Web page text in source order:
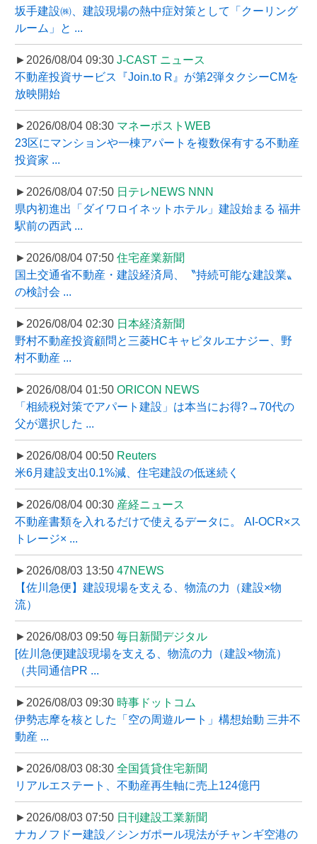
坂手建設㈱、建設現場の熱中症対策として「クーリング
ルーム」と ...
►2026/08/04 09:30 J-CAST ニュース
不動産投資サービス『Join.to R』が第2弾タクシーCMを
放映開始
►2026/08/04 08:30 マネーポストWEB
23区にマンションや一棟アパートを複数保有する不動産
投資家 ...
►2026/08/04 07:50 日テレNEWS NNN
県内初進出「ダイワロイネットホテル」建設始まる 福井
駅前の西武 ...
►2026/08/04 07:50 住宅産業新聞
国土交通省不動産・建設経済局、〝持続可能な建設業〟
の検討会 ...
►2026/08/04 02:30 日本経済新聞
野村不動産投資顧問と三菱HCキャピタルエナジー、野
村不動産 ...
►2026/08/04 01:50 ORICON NEWS
「相続税対策でアパート建設」は本当にお得?→70代の
父が選択した ...
►2026/08/04 00:50 Reuters
米6月建設支出0.1%減、住宅建設の低迷続く
►2026/08/04 00:30 産経ニュース
不動産書類を入れるだけで使えるデータに。 AI-OCR×ス
トレージ× ...
►2026/08/03 13:50 47NEWS
【佐川急便】建設現場を支える、物流の力（建設×物
流）
►2026/08/03 09:50 毎日新聞デジタル
[佐川急便]建設現場を支える、物流の力（建設×物流）
（共同通信PR ...
►2026/08/03 09:30 時事ドットコム
伊勢志摩を核とした「空の周遊ルート」構想始動 三井不
動産 ...
►2026/08/03 08:30 全国賃貸住宅新聞
リアルエステート、不動産再生軸に売上124億円
►2026/08/03 07:50 日刊建設工業新聞
ナカノフドー建設／シンガポール現法がチャンギ空港の